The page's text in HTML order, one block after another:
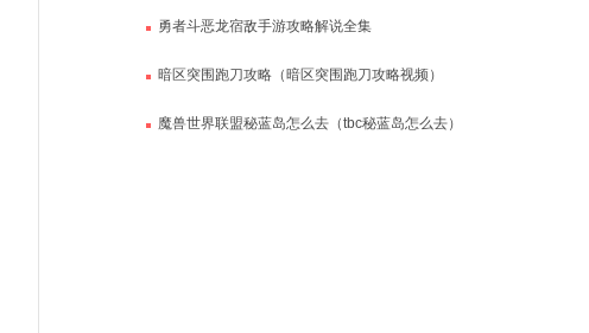
勇者斗恶龙宿敌手游攻略解说全集
暗区突围跑刀攻略（暗区突围跑刀攻略视频）
魔兽世界联盟秘蓝岛怎么去（tbc秘蓝岛怎么去）